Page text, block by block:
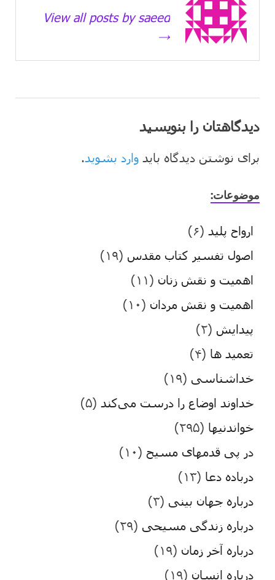
View all posts by saeed
→
دیدگاهتان را بنویسید
برای نوشتن دیدگاه باید وارد بشوید.
موضوعات:
ارواح پلید (۶)
اصول تفسیر کتاب مقدس (۱۹)
اهمیت و نقش زنان (۱۱)
اهمیت و نقش مردان (۱۰)
پیدایش (۲)
تعمید ها (۴)
خداشناسی (۱۹)
خداوند اوضاع را درست می‌کند (۵)
خواندنیها (۲۹۵)
در پی قدمهای مسیح (۱۰)
درباده دعا (۱۳)
درباره جهان بینی (۳)
درباره زندگی مسیحی (۲۹)
درباره آخر زمان (۱۹)
درباره انسان (۱۹)